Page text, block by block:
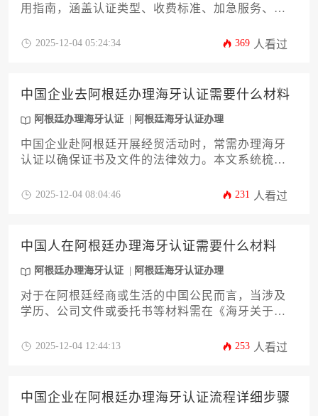
用指南，涵盖认证类型、收费标准、加急服务、翻
格差异成因，并给出降低认证成本的六大策略，帮
2025-12-04 05:24:34 369 人看过
中国企业去阿根廷办理海牙认证需要什么材料
阿根廷办理海牙认证 阿根廷海牙认证办理
中国企业赴阿根廷开展经贸活动时，常需办理海牙
认证以确保证书及文件的法律效力。本文系统梳理
流程及注意事项，涵盖商业登记文件、授权委托
程。
2025-12-04 08:04:46 231 人看过
中国人在阿根廷办理海牙认证需要什么材料
阿根廷办理海牙认证 阿根廷海牙认证办理
对于在阿根廷经商或生活的中国公民而言，当涉及
学历、公司文件或委托书等材料需在《海牙关于取
理阿根廷海牙认证是必经环节。本文将系统性地阐
晰规划，规避常见风险，确保文件在国际范围内顺
利使用。
2025-12-04 12:44:13 253 人看过
中国企业在阿根廷办理海牙认证流程详细步骤